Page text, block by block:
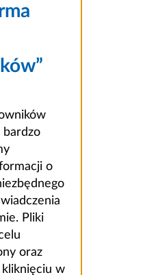
bardzo
o
Pliki
oraz
kliknięciu w